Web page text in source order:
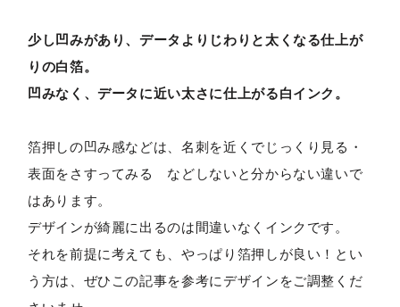
少し凹みがあり、データよりじわりと太くなる仕上が
りの白箔。
凹みなく、データに近い太さに仕上がる白インク。
箔押しの凹み感などは、名刺を近くでじっくり見る・
表面をさすってみる などしないと分からない違いで
はあります。
デザインが綺麗に出るのは間違いなくインクです。
それを前提に考えても、やっぱり箔押しが良い！とい
う方は、ぜひこの記事を参考にデザインをご調整くだ